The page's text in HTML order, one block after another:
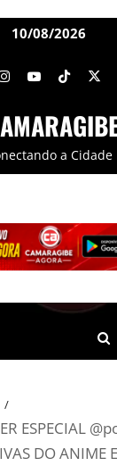
10/08/2026
a Cidade
ESPECIAL
DO ANIME